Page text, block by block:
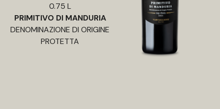
0.75 L
PRIMITIVO DI MANDURIA
DENOMINAZIONE DI ORIGINE
PROTETTA